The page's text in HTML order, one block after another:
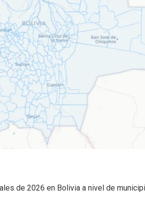
de 2026 en Bolivia a nivel de